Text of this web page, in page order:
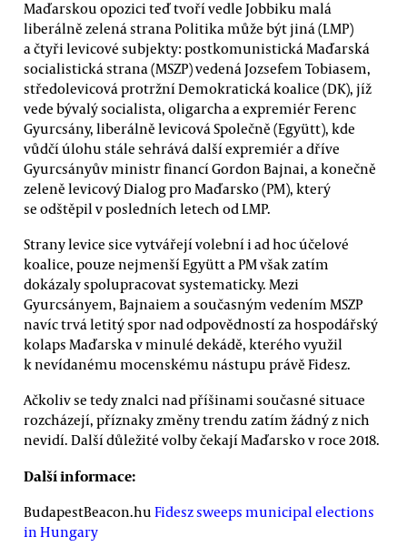
Maďarskou opozici teď tvoří vedle Jobbiku malá
liberálně zelená strana Politika může být jiná (LMP)
a čtyři levicové subjekty: postkomunistická Maďarská
socialistická strana (MSZP) vedená Jozsefem Tobiasem,
středolevicová protržní Demokratická koalice (DK), jíž
vede bývalý socialista, oligarcha a expremiér Ferenc
Gyurcsány, liberálně levicová Společně (Együtt), kde
vůdčí úlohu stále sehrává další expremiér a dříve
Gyurcsányův ministr financí Gordon Bajnai, a konečně
zeleně levicový Dialog pro Maďarsko (PM), který
se odštěpil v posledních letech od LMP.
Strany levice sice vytvářejí volební i ad hoc účelové
koalice, pouze nejmenší Együtt a PM však zatím
dokázaly spolupracovat systematicky. Mezi
Gyurcsányem, Bajnaiem a současným vedením MSZP
navíc trvá letitý spor nad odpovědností za hospodářský
kolaps Maďarska v minulé dekádě, kterého využil
k nevídanému mocenskému nástupu právě Fidesz.
Ačkoliv se tedy znalci nad příšinami současné situace
rozcházejí, příznaky změny trendu zatím žádný z nich
nevidí. Další důležité volby čekají Maďarsko v roce 2018.
Další informace:
BudapestBeacon.hu Fidesz sweeps municipal elections
in Hungary